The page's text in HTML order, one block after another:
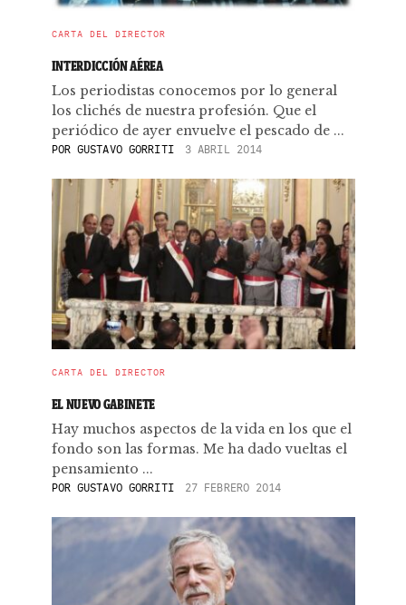
CARTA DEL DIRECTOR
INTERDICCIÓN AÉREA
Los periodistas conocemos por lo general
los clichés de nuestra profesión. Que el
periódico de ayer envuelve el pescado de ...
POR GUSTAVO GORRITI 3 ABRIL 2014
CARTA DEL DIRECTOR
EL NUEVO GABINETE
Hay muchos aspectos de la vida en los que el
fondo son las formas. Me ha dado vueltas el
pensamiento ...
POR GUSTAVO GORRITI 27 FEBRERO 2014